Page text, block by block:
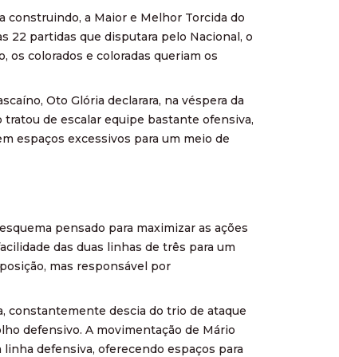
construindo, a Maior e Melhor Torcida do
22 partidas que disputara pelo Nacional, o
os colorados e coloradas queriam os
Oto Glória declarara, na véspera da
de escalar equipe bastante ofensiva,
espaços excessivos para um meio de
pensado para maximizar as ações
das duas linhas de três para um
mas responsável por
constantemente descia do trio de ataque
defensivo. A movimentação de Mário
defensiva, oferecendo espaços para